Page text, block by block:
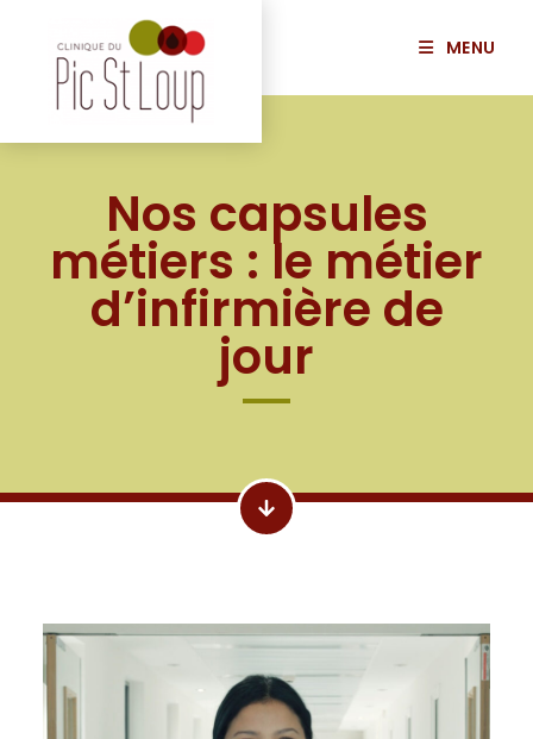
MENU
Nos capsules
métiers : le métier
d’infirmière de
jour